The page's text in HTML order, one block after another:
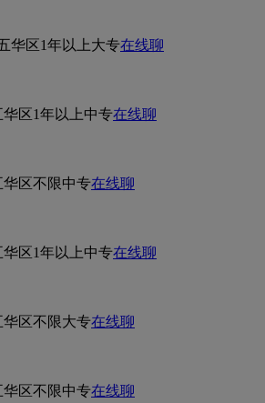
华区1年以上大专在线聊
华区1年以上中专在线聊
华区不限中专在线聊
华区1年以上中专在线聊
华区不限大专在线聊
华区不限中专在线聊